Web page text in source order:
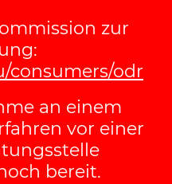
zur
consumers/odr
an einem
vor einer
bereit.